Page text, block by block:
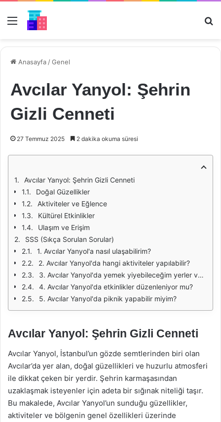
Menü
Anasayfa /Genel
Avcılar Yanyol: Şehrin
Gizli Cenneti
27 Temmuz 2025 2 dakika okuma süresi
Avcılar Yanyol: Şehrin Gizli Cenneti
Doğal Güzellikler
Aktiviteler ve Eğlence
Kültürel Etkinlikler
Ulaşım ve Erişim
SSS (Sıkça Sorulan Sorular)
1. Avcılar Yanyol'a nasıl ulaşabilirim?
2. Avcılar Yanyol'da hangi aktiviteler yapılabilir?
3. Avcılar Yanyol'da yemek yiyebileceğim yerler var mı?
4. Avcılar Yanyol'da etkinlikler düzenleniyor mu?
5. Avcılar Yanyol'da piknik yapabilir miyim?
Avcılar Yanyol: Şehrin Gizli Cenneti
Avcılar Yanyol, İstanbul’un gözde semtlerinden biri olan
Avcılar’da yer alan, doğal güzellikleri ve huzurlu atmosferi
ile dikkat çeken bir yerdir. Şehrin karmaşasından
uzaklaşmak isteyenler için adeta bir sığınak niteliği taşır.
Bu makalede, Avcılar Yanyol’un sunduğu güzellikler,
aktiviteler ve bölgenin genel özellikleri üzerinde